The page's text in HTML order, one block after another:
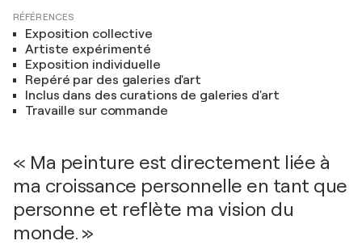
RÉFÉRENCES
Exposition collective
Artiste expérimenté
Exposition individuelle
Repéré par des galeries d'art
Inclus dans des curations de galeries d'art
Travaille sur commande
« Ma peinture est directement liée à
ma croissance personnelle en tant que
personne et reflète ma vision du
monde. »